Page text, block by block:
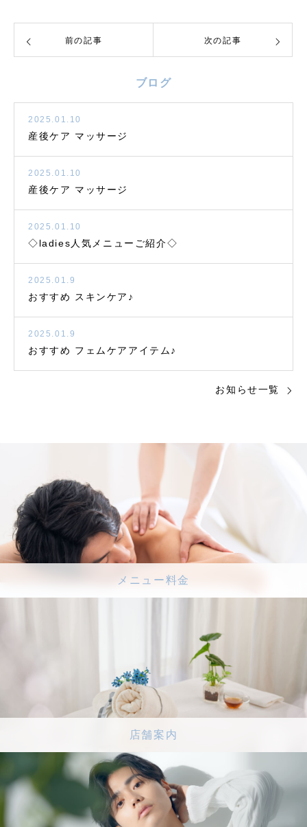
前の記事 次の記事
ブログ
2025.01.10
産後ケア マッサージ
2025.01.10
産後ケア マッサージ
2025.01.10
◇ladies人気メニューご紹介◇
2025.01.9
おすすめ スキンケア♪
2025.01.9
おすすめ フェムケアアイテム♪
お知らせ一覧
メニュー料金
店舗案内